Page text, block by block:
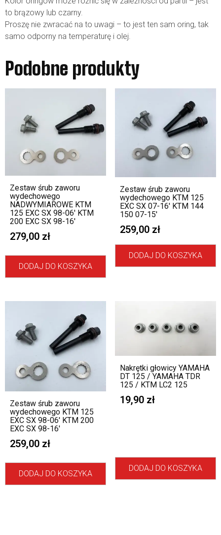
to brązowy lub czarny.
Proszę nie zwracać na to uwagi – to jest ten sam oring, tak
samo odporny na temperaturę i olej.
Podobne produkty
Zestaw śrub zaworu
wydechowego
NADWYMIAROWE KTM
125 EXC SX 98-06′ KTM
200 EXC SX 98-16′
279,00 zł
DODAJ DO KOSZYKA
Zestaw śrub zaworu
wydechowego KTM 125
EXC SX 07-16′ KTM 144
150 07-15′
259,00 zł
DODAJ DO KOSZYKA
Zestaw śrub zaworu
wydechowego KTM 125
EXC SX 98-06′ KTM 200
EXC SX 98-16′
259,00 zł
DODAJ DO KOSZYKA
Nakrętki głowicy YAMAHA
DT 125 / YAMAHA TDR
125 / KTM LC2 125
19,90 zł
DODAJ DO KOSZYKA